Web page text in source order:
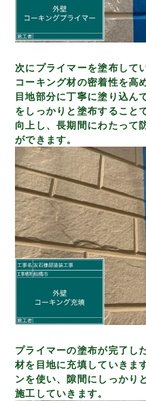
次にプライマーを塗布して
コーキング材の密着性を高
目地部分に丁寧に塗り込ん
をしっかりと塗布すること
向上し、長期間にわたって
ができます。
プライマーの塗布が完了し
材を目地に充填していきま
ンを使い、隙間にしっかり
施工していきます。